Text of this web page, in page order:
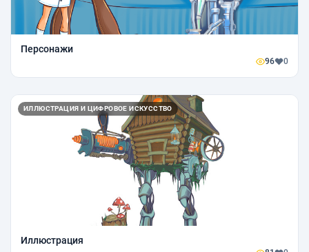
Персонажи
96 0
ИЛЛЮСТРАЦИЯ И ЦИФРОВОЕ ИСКУССТВО
Иллюстрация